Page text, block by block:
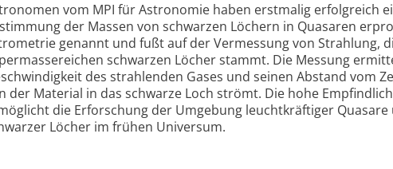
vom MPI für Astronomie haben erstmalig erfolgreich
der Massen von schwarzen Löchern in Quasaren
genannt und fußt auf der Vermessung von Strahlung,
schwarzen Löcher stammt. Die Messung
des strahlenden Gases und seinen Abstand vom
der Material in das schwarze Loch strömt. Die hohe
die Erforschung der Umgebung leucht­kräftiger
Löcher im frühen Universum.